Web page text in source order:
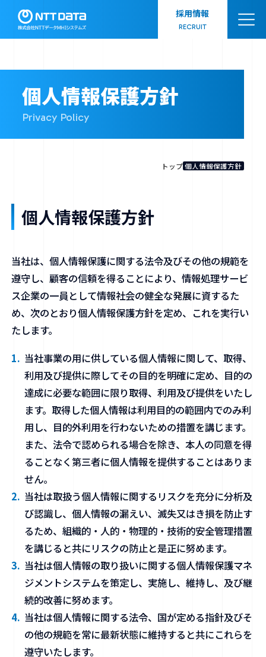
事業領域
ダイバーシティ
お知らせ
お問い合わせ
採用情報
RECRUIT
個人情報保護方針
Privacy Policy
トップ 個人情報保護方針
個人情報保護方針
当社は、個人情報保護に関する法令及びその他の規範を
遵守し、顧客の信頼を得ることにより、情報処理サービ
ス企業の一員として情報社会の健全な発展に資するた
め、次のとおり個人情報保護方針を定め、これを実行い
たします。
当社事業の用に供している個人情報に関して、取得、
利用及び提供に際してその目的を明確に定め、目的の
達成に必要な範囲に限り取得、利用及び提供をいたし
ます。取得した個人情報は利用目的の範囲内でのみ利
用し、目的外利用を行わないための措置を講じます。
また、法令で認められる場合を除き、本人の同意を得
ることなく第三者に個人情報を提供することはありま
せん。
当社は取扱う個人情報に関するリスクを充分に分析及
び認識し、個人情報の漏えい、滅失又はき損を防止す
るため、組織的・人的・物理的・技術的安全管理措置
を講じると共にリスクの防止と是正に努めます。
当社は個人情報の取り扱いに関する個人情報保護マネ
ジメントシステムを策定し、実施し、維持し、及び継
続的改善に努めます。
当社は個人情報に関する法令、国が定める指針及びそ
の他の規範を常に最新状態に維持すると共にこれらを
遵守いたします。